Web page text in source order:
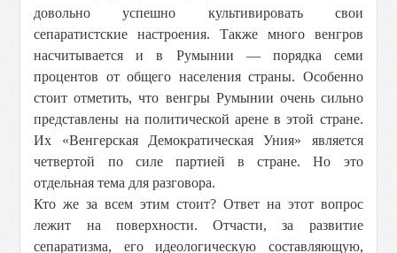
довольно успешно культивировать свои
сепаратистские настроения. Также много венгров
насчитывается и в Румынии — порядка семи
процентов от общего населения страны. Особенно
стоит отметить, что венгры Румынии очень сильно
представлены на политической арене в этой стране.
Их «Венгерская Демократическая Уния» является
четвертой по силе партией в стране. Но это
отдельная тема для разговора.
Кто же за всем этим стоит? Ответ на этот вопрос
лежит на поверхности. Отчасти, за развитие
сепаратизма, его идеологическую составляющую,